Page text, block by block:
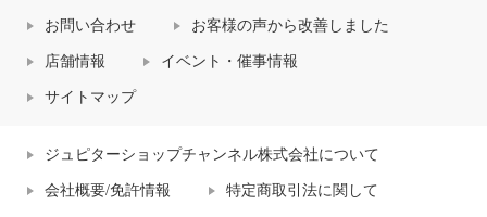
お問い合わせ お客様の声から改善しました
店舗情報 イベント・催事情報
サイトマップ
ジュピターショップチャンネル株式会社について
会社概要/免許情報 特定商取引法に関して